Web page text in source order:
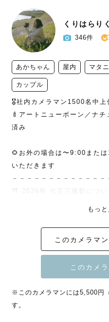
くりはらりく
346件
あかちゃん 屋内 マタ
カップル
🎖️社内カメラマン1500名中上
🍼アートニューボーン／ナ
済み
🌻お外の場合は〜9:00また
いただきます
－－－－－－－－－－－－－
⛩️ 2026年 七五三撮影につ
◻︎10月後半以降のご予約に
◻︎日程によりシーズナル料金
ブグラフ公式サイトをご確認
◻︎撮影開始時間は【9:30以前
もっ
このカメラマ
※このカメラマンには5,500円
す。